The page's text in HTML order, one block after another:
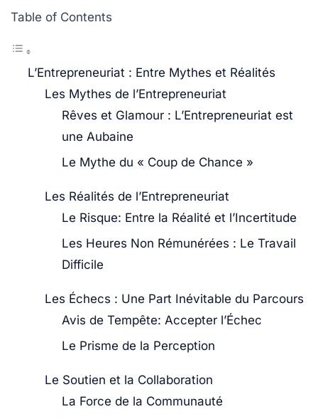
Table of Contents
L’Entrepreneuriat : Entre Mythes et Réalités
Les Mythes de l’Entrepreneuriat
Rêves et Glamour : L’Entrepreneuriat est
une Aubaine
Le Mythe du « Coup de Chance »
Les Réalités de l’Entrepreneuriat
Le Risque: Entre la Réalité et l’Incertitude
Les Heures Non Rémunérées : Le Travail
Difficile
Les Échecs : Une Part Inévitable du Parcours
Avis de Tempête: Accepter l’Échec
Le Prisme de la Perception
Le Soutien et la Collaboration
La Force de la Communauté